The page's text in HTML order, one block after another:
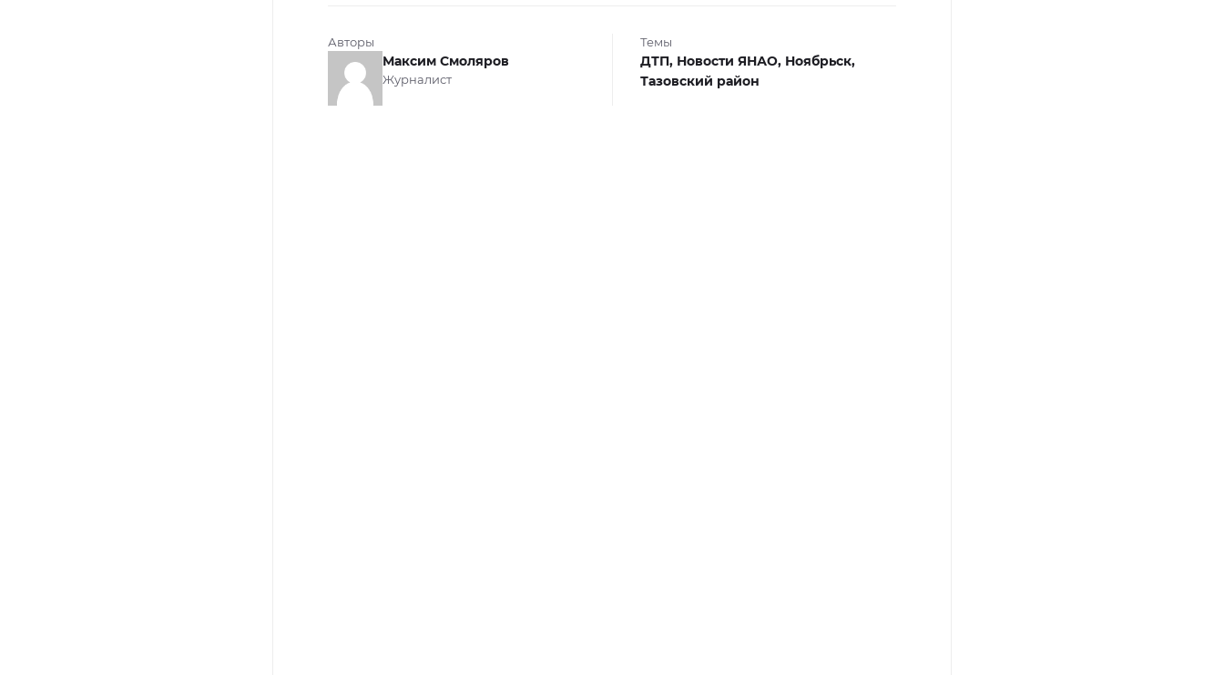
Авторы
Максим Смоляров
Журналист
Темы
ДТП, Новости ЯНАО, Ноябрьск,
Тазовский район